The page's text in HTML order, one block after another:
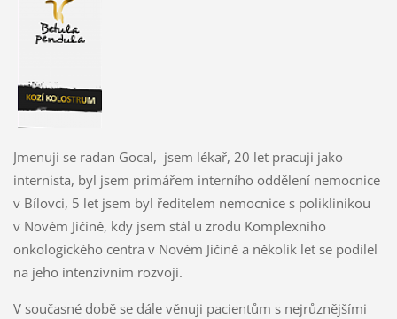
Jmenuji se radan Gocal, jsem lékař, 20 let pracuji jako
internista, byl jsem primářem interního oddělení nemocnice
v Bílovci, 5 let jsem byl ředitelem nemocnice s poliklinikou
v Novém Jičíně, kdy jsem stál u zrodu Komplexního
onkologického centra v Novém Jičíně a několik let se podílel
na jeho intenzivním rozvoji.
V současné době se dále věnuji pacientům s nejrůznějšími